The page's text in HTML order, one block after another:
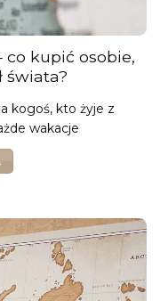
co kupić osobie,
świata?
kogoś, kto żyje z
wakacje